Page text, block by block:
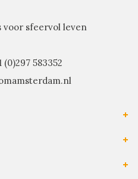
voor sfeervol leven
(0)297 583352